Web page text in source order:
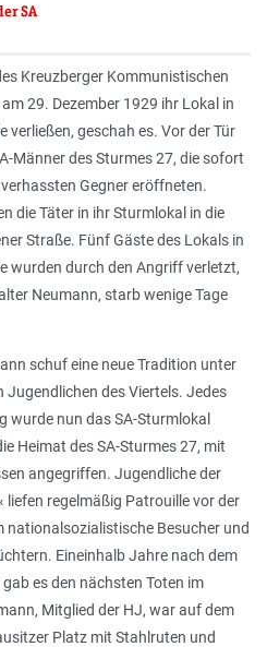
SA
Kreuzberger Kommunistischen
29. Dezember 1929 ihr Lokal in
verließen, geschah es. Vor der Tür
Männer des Sturmes 27, die sofort
Gegner eröffneten.
die Täter in ihr Sturmlokal in die
Straße. Fünf Gäste des Lokals in
wurden durch den Angriff verletzt,
Neumann, starb wenige Tage
schuf eine neue Tradition unter
Jugendlichen des Viertels. Jedes
wurde nun das SA-Sturmlokal
Heimat des SA-Sturmes 27, mit
angegriffen. Jugendliche der
liefen regelmäßig Patrouille vor der
nationalsozialistische Besucher und
Eineinhalb Jahre nach dem
es den nächsten Toten im
Mitglied der HJ, war auf dem
Platz mit Stahlruten und